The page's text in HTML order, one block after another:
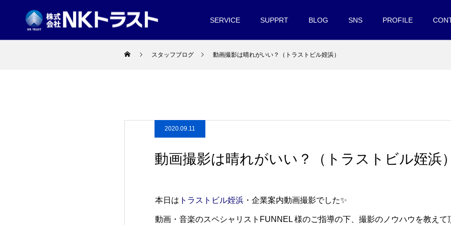
SERVICE SUPPRT BLOG SNS PROFILE
スタッフブログ 動画撮影は晴れがいい？（トラストビル姪浜）
2020.09.11
動画撮影は晴れがいい？（トラストビル姪浜）
本日は トラストビル姪浜 ・企業案内動画撮影でした✨
動画・音楽のスペシャリストFUNNEL 様のご指導の下、撮影のノウハウを教えて